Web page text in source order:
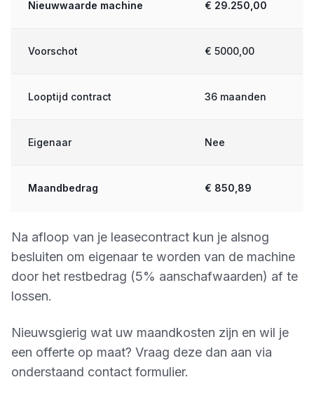
Nieuwwaarde machine € 29.250,00
Voorschot € 5000,00
Looptijd contract 36 maanden
Eigenaar Nee
Maandbedrag € 850,89
Na afloop van je leasecontract kun je alsnog
besluiten om eigenaar te worden van de machine
door het restbedrag (5% aanschafwaarden) af te
lossen.
Nieuwsgierig wat uw maandkosten zijn en wil je
een offerte op maat? Vraag deze dan aan via
onderstaand contact formulier.